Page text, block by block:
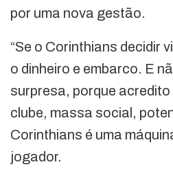
por uma nova gestão.
“Se o Corinthians decidir
o dinheiro e embarco. E
surpresa, porque
clube, massa social,
Corinthians é uma
jogador.